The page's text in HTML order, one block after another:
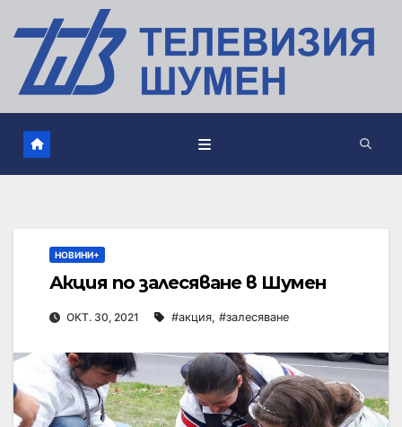
НОВИНИ+
Акция по залесяване в Шумен
ОКТ. 30, 2021 #акция, #залесяване